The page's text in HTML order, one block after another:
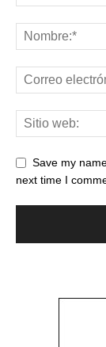
Save my
next time I